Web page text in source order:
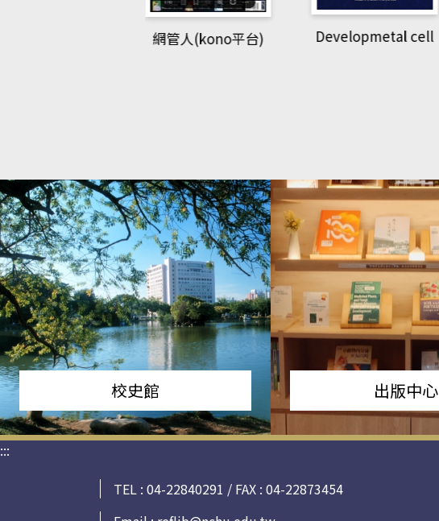
網管人(kono平台) Developmetal cell
校史館 出版中心
:::
TEL : 04-22840291 / FAX : 04-22873454